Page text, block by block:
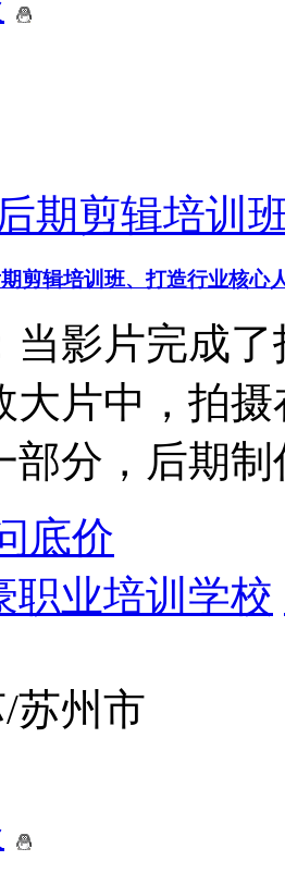
剪辑培训班、打造行业核心
当影片完成
大片中，拍
部分，后期制
底价